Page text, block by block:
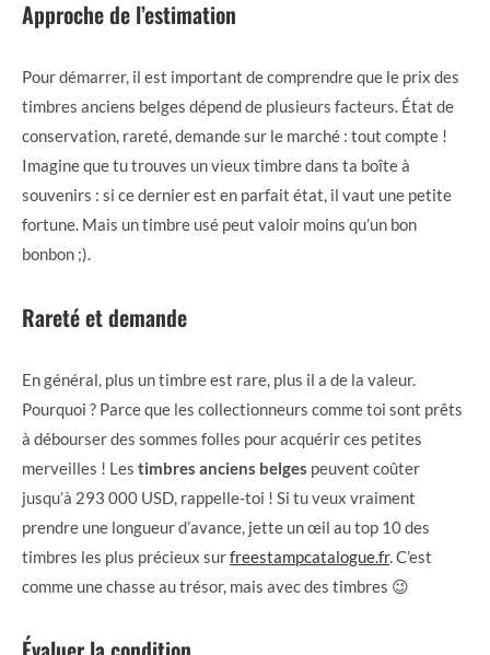
Approche de l’estimation
Pour démarrer, il est important de comprendre que le prix des
timbres anciens belges dépend de plusieurs facteurs. État de
conservation, rareté, demande sur le marché : tout compte !
Imagine que tu trouves un vieux timbre dans ta boîte à
souvenirs : si ce dernier est en parfait état, il vaut une petite
fortune. Mais un timbre usé peut valoir moins qu’un bon
bonbon ;).
Rareté et demande
En général, plus un timbre est rare, plus il a de la valeur.
Pourquoi ? Parce que les collectionneurs comme toi sont prêts
à débourser des sommes folles pour acquérir ces petites
merveilles ! Les timbres anciens belges peuvent coûter
jusqu’à 293 000 USD, rappelle-toi ! Si tu veux vraiment
prendre une longueur d’avance, jette un œil au top 10 des
timbres les plus précieux surfreestampcatalogue.fr. C’est
comme une chasse au trésor, mais avec des timbres 😉